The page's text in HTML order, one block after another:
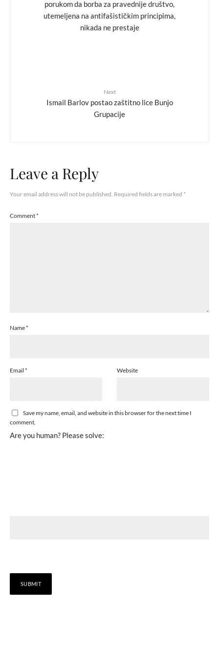
porukom da borba za pravednije društvo,
utemeljena na antifašističkim principima,
nikada ne prestaje
Next
Ismail Barlov postao zaštitno lice Bunjo
Grupacije
Leave a Reply
Your email address will not be published. Required fields are marked *
Comment*
Name*
Email * Website
Save my name, email, and website in this browser for the next time I
comment.
Are you human? Please solve: